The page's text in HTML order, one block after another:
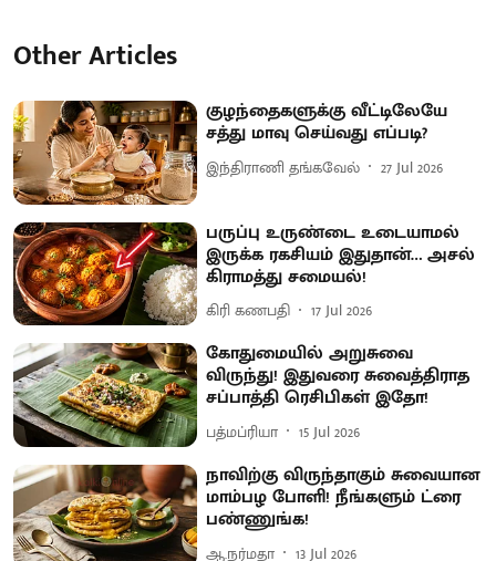
Other Articles
குழந்தைகளுக்கு வீட்டிலேயே
சத்து மாவு செய்வது எப்படி?
இந்திராணி தங்கவேல் 27 Jul 2026
பருப்பு உருண்டை உடையாமல்
இருக்க ரகசியம் இதுதான்… அசல்
கிராமத்து சமையல்!
கிரி கணபதி 17 Jul 2026
கோதுமையில் அறுசுவை
விருந்து! இதுவரை சுவைத்திராத
சப்பாத்தி ரெசிபிகள் இதோ!
பத்மப்ரியா 15 Jul 2026
நாவிற்கு விருந்தாகும் சுவையான
மாம்பழ போளி! நீங்களும் ட்ரை
பண்ணுங்க!
ஆ.நர்மதா 13 Jul 2026